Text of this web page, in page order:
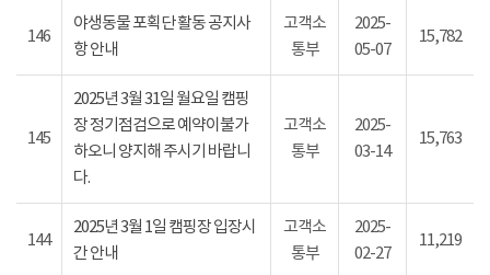
146
야생동물 포획단 활동 공지사
항 안내
고객소
통부
2025-
05-07
15,782
145
2025년 3월 31일 월요일 캠핑
장 정기점검으로 예약이불가
하오니 양지해 주시기 바랍니
다.
고객소
통부
2025-
03-14
15,763
144
2025년 3월 1일 캠핑장 입장시
간 안내
고객소
통부
2025-
02-27
11,219